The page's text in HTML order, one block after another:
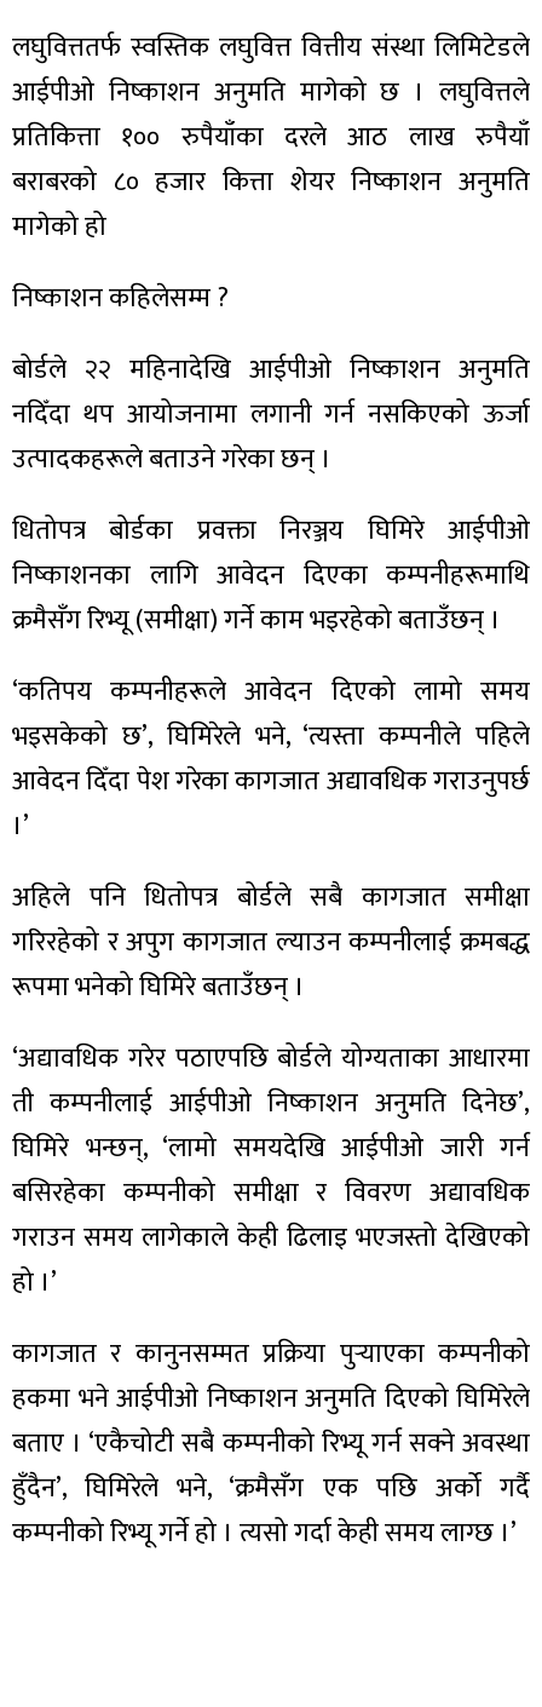
लघुवित्ततर्फ स्वस्तिक लघुवित्त वित्तीय संस्था लिमिटेडले
आईपीओ निष्काशन अनुमति मागेको छ । लघुवित्तले
प्रतिकित्ता १०० रुपैयाँका दरले आठ लाख रुपैयाँ
बराबरको ८० हजार कित्ता शेयर निष्काशन अनुमति
मागेको हो
निष्काशन कहिलेसम्म ?
बोर्डले २२ महिनादेखि आईपीओ निष्काशन अनुमति
नदिँदा थप आयोजनामा लगानी गर्न नसकिएको ऊर्जा
उत्पादकहरूले बताउने गरेका छन् ।
धितोपत्र बोर्डका प्रवक्ता निरञ्जय घिमिरे आईपीओ
निष्काशनका लागि आवेदन दिएका कम्पनीहरूमाथि
क्रमैसँग रिभ्यू (समीक्षा) गर्ने काम भइरहेको बताउँछन् ।
‘कतिपय कम्पनीहरूले आवेदन दिएको लामो समय
भइसकेको छ’, घिमिरेले भने, ‘त्यस्ता कम्पनीले पहिले
आवेदन दिँदा पेश गरेका कागजात अद्यावधिक गराउनुपर्छ
।’
अहिले पनि धितोपत्र बोर्डले सबै कागजात समीक्षा
गरिरहेको र अपुग कागजात ल्याउन कम्पनीलाई क्रमबद्ध
रूपमा भनेको घिमिरे बताउँछन् ।
‘अद्यावधिक गरेर पठाएपछि बोर्डले योग्यताका आधारमा
ती कम्पनीलाई आईपीओ निष्काशन अनुमति दिनेछ’,
घिमिरे भन्छन्, ‘लामो समयदेखि आईपीओ जारी गर्न
बसिरहेका कम्पनीको समीक्षा र विवरण अद्यावधिक
गराउन समय लागेकाले केही ढिलाइ भएजस्तो देखिएको
हो ।’
कागजात र कानुनसम्मत प्रक्रिया पुर्‍याएका कम्पनीको
हकमा भने आईपीओ निष्काशन अनुमति दिएको घिमिरेले
बताए । ‘एकैचोटी सबै कम्पनीको रिभ्यू गर्न सक्ने अवस्था
हुँदैन’, घिमिरेले भने, ‘क्रमैसँग एक पछि अर्को गर्दै
कम्पनीको रिभ्यू गर्ने हो । त्यसो गर्दा केही समय लाग्छ ।’